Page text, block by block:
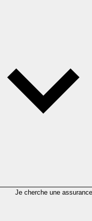
Je cherche une assurance